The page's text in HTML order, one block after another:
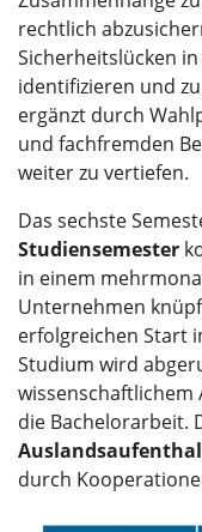
rechtlich
Sicherheitslücken
identifizieren und
ergänzt durch
und fachfremden
weiter zu vertiefen.
Das sechste
Studiensemester
in einem
Unternehmen
erfolgreichen Start
Studium wird
die Bachelorarbeit.
durch